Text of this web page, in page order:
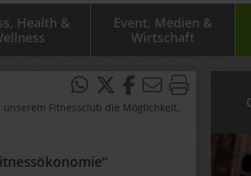
Health &
Event, Medien &
Wirtschaft
Fitnessclub die Möglichkeit,